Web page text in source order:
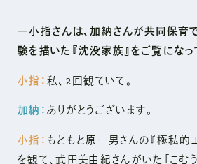
―小指さんは、加納さんが共同保育
験を描いた『沈没家族』をご覧になっ
小指：私、2回観ていて。
加納：ありがとうございます。
小指： もともと原一男さんの『極私的
を観て、武田美由紀さんがいた「こむ